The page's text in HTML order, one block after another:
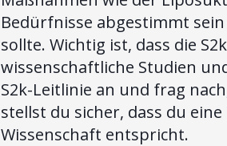
Bedürfnisse abgestimmt
sollte. Wichtig ist, dass die
wissenschaftliche Studien
S2k-Leitlinie an und frag
stellst du sicher, dass du
Wissenschaft entspricht.